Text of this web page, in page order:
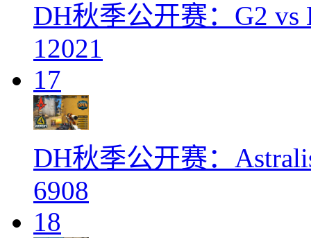
DH秋季公开赛：G2 vs
12021
17
DH秋季公开赛：
6908
18